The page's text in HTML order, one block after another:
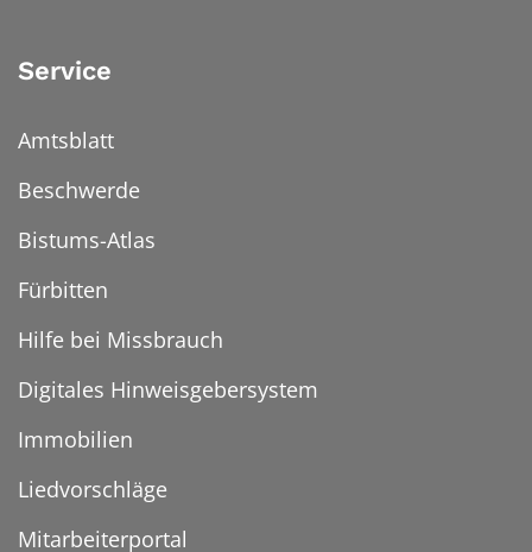
Service
Amtsblatt
Beschwerde
Bistums-Atlas
Fürbitten
Hilfe bei Missbrauch
Digitales Hinweisgebersystem
Immobilien
Liedvorschläge
Mitarbeiterportal